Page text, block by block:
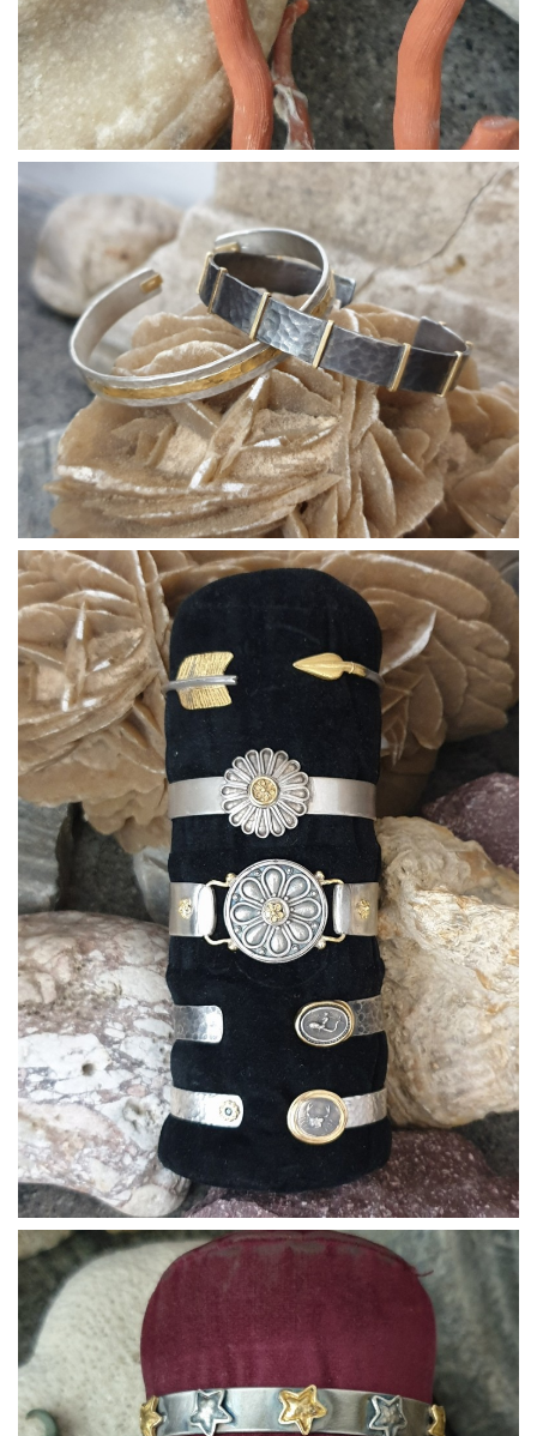
Bracciali06
Bracciali08
Bracciali09